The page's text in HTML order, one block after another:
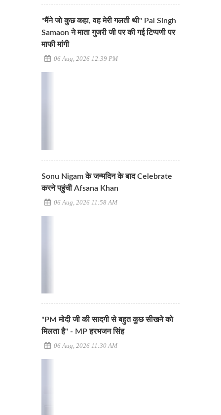
"मैंने जो कुछ कहा, वह मेरी गलती थी" Pal Singh
Samaon ने माता गुजरी जी पर की गई टिप्पणी पर
माफी मांगी
06 Aug, 2026 12:39 PM
Sonu Nigam के जन्मदिन के बाद Celebrate
करने पहुंची Afsana Khan
06 Aug, 2026 11:58 AM
"PM मोदी जी की सादगी से बहुत कुछ सीखने को
मिलता है" - MP हरभजन सिंह
06 Aug, 2026 11:30 AM